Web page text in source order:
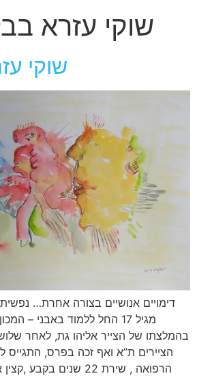
שוקי עזרא
שוקי
דימויים אנושיים בצורה אחרת…
מגיל 17 החל ללמוד באבני –
בהמלצתו של הצייר אליהו גת, לאחר
הרפואה , שירת 22 שנים